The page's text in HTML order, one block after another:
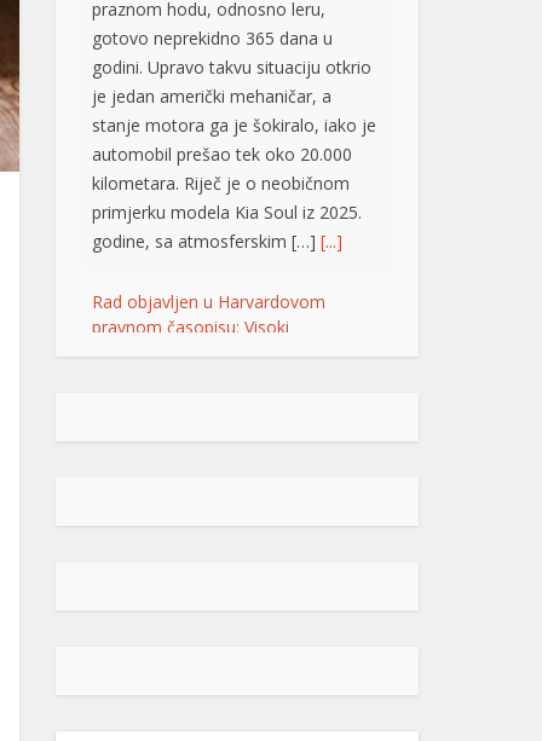
praznom hodu, odnosno leru,
gotovo neprekidno 365 dana u
godini. Upravo takvu situaciju otkrio
je jedan američki mehaničar, a
stanje motora ga je šokiralo, iako je
automobil prešao tek oko 20.000
kilometara. Riječ je o neobičnom
primjerku modela Kia Soul iz 2025.
godine, sa atmosferskim […] [...]
Rad objavljen u Harvardovom
pravnom časopisu: Visoki
predstavnik nema ovlaštenja da
bio ovlašten da donosi zakone, ni
dokumentima koji priznaju pravo na
pozivajući se na takozvana bonska
[…][...]